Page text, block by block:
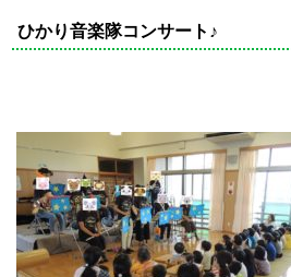
ひかり音楽隊コンサート♪